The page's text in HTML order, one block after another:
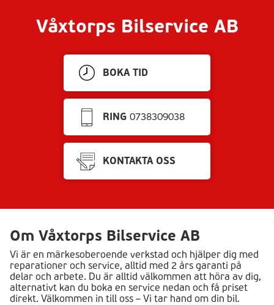
Våxtorps Bilservice AB
BOKA TID
RING 0738309038
KONTAKTA OSS
Om Våxtorps Bilservice AB
Vi är en märkesoberoende verkstad och hjälper dig med
reparationer och service, alltid med 2 års garanti på
delar och arbete. Du är alltid välkommen att höra av dig,
alternativt kan du boka en service nedan och få priset
direkt. Välkommen in till oss – Vi tar hand om din bil.